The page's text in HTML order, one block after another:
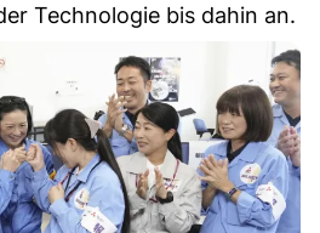
Technologie bis dahin an.